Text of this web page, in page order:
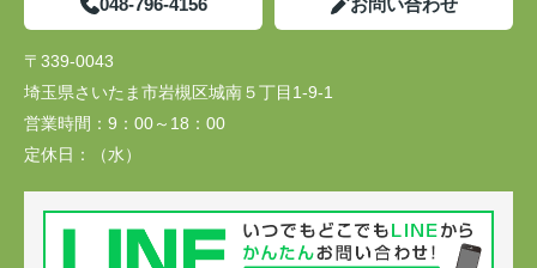
048-796-4156 お問い合わせ
〒339-0043
埼玉県さいたま市岩槻区城南５丁目1-9-1
営業時間： 9：00～18：00
定休日：
（水）